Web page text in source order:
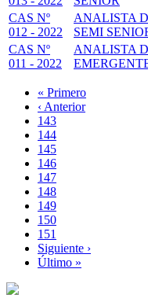
CAS Nº
012 - 2022
ANALISTA
SEMI
CAS Nº
011 - 2022
ANALISTA
Paginación
Primera
página
« Primero
Página
anterior
‹ Anterior
Page
143
Page
144
Page
145
Page
146
Página
actual
147
Page
148
Page
149
Page
150
Page
151
Siguiente
página
Siguiente ›
Última
Último »